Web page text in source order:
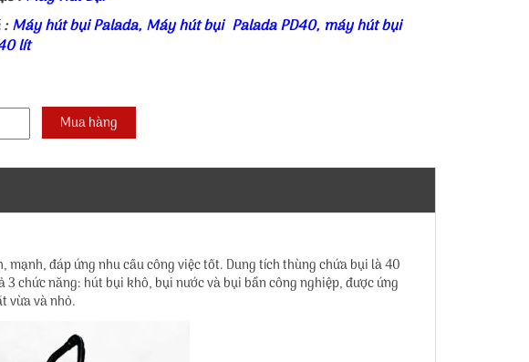
:Máy hút bụi Palada, Máy hút bụi Palada PD40, máy hút bụi
lít
đáp ứng nhu cầu công việc tốt. Dung tích thùng chứa bụi là 40
chức năng: hút bụi khô, bụi nước và bụi bẩn công nghiệp, được ứng
vừa và nhỏ.